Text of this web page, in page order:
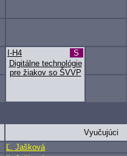
Digitálne technológie
pre žiakov so ŠVVP
I-H4 S
Vyučujúci
Ľ. Jašková